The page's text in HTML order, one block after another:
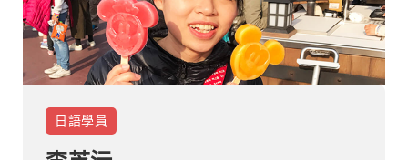
免費資源
企業客戶
就業輔導
日語學員